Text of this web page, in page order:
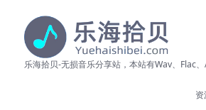
乐海拾贝-无损音乐分享站，本站有Wav、Flac